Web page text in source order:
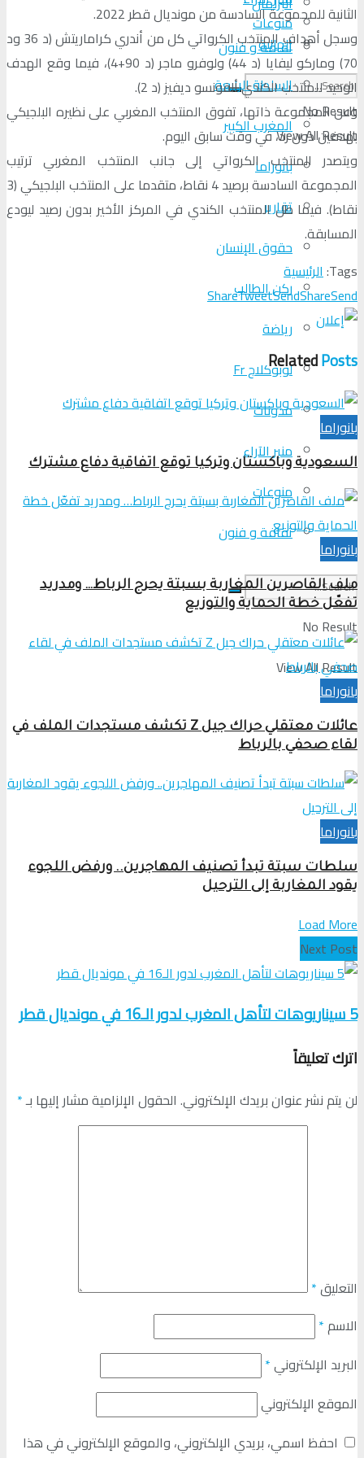
منوعات
ثقافة و فنون
No Result
View All Result
الجالية
السلطة الرابعة
المغرب الكبير
بانوراما
تقارير
حقوق الإنسان
ركن الطالب
رياضة
لوبوكلاج Fr
مدونات
منبر الآراء
منوعات
ثقافة و فنون
No Result
View All Result
الثانية للمجموعة السادسة من مونديال قطر 2022.
وسجل أهداف المنتخب الكرواتي كل من أندري كراماريتش (د 36 ود
70) وماركو ليفايا (د 44) ولوفرو ماجر (د 90+4)، فيما وقع الهدف
الوحيد للمنتخب الكندي ألفونسو ديفيز (د 2).
وعن المجموعة ذاتها، تفوق المنتخب المغربي على نظيره البلجيكي
بهدفين دون رد، في وقت سابق اليوم.
ويتصدر المنتخب الكرواتي إلى جانب المنتخب المغربي ترتيب
المجموعة السادسة برصيد 4 نقاط، متقدما على المنتخب البلجيكي (3
نقاط). فيما ظل المنتخب الكندي في المركز الأخير بدون رصيد ليودع
المسابقة.
Tags: الرئيسية
ShareTweetSendShareSend
RelatedPosts
بانوراما
السعودية وباكستان وتركيا توقع اتفاقية دفاع مشترك
بانوراما
ملف القاصرين المغاربة بسبتة يحرج الرباط… ومدريد
تفعّل خطة الحماية والتوزيع
بانوراما
عائلات معتقلي حراك جيل Z تكشف مستجدات الملف في
لقاء صحفي بالرباط
بانوراما
سلطات سبتة تبدأ تصنيف المهاجرين.. ورفض اللجوء
يقود المغاربة إلى الترحيل
Load More
Next Post
5 سيناريوهات لتأهل المغرب لدور الـ16 في مونديال قطر
اترك تعليقاً
لن يتم نشر عنوان بريدك الإلكتروني. الحقول الإلزامية مشار إليها بـ*
التعليق*
الاسم*
البريد الإلكتروني*
الموقع الإلكتروني
احفظ اسمي، بريدي الإلكتروني، والموقع الإلكتروني في هذا